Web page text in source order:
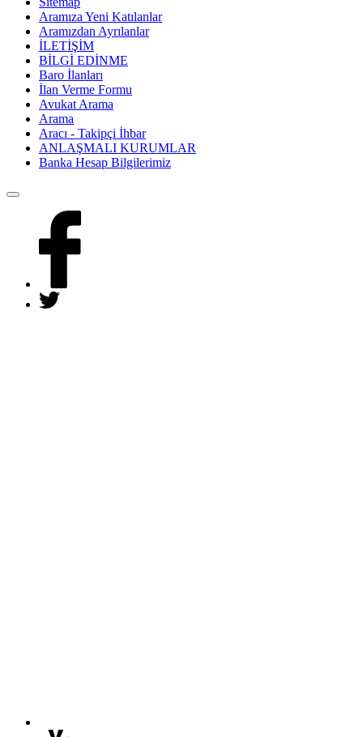
Aramıza Yeni Katılanlar
Aramızdan Ayrılanlar
İLETİŞİM
BİLGİ EDİNME
Baro İlanları
İlan Verme Formu
Avukat Arama
Arama
Aracı - Takipçi İhbar
ANLAŞMALI KURUMLAR
Banka Hesap Bilgilerimiz